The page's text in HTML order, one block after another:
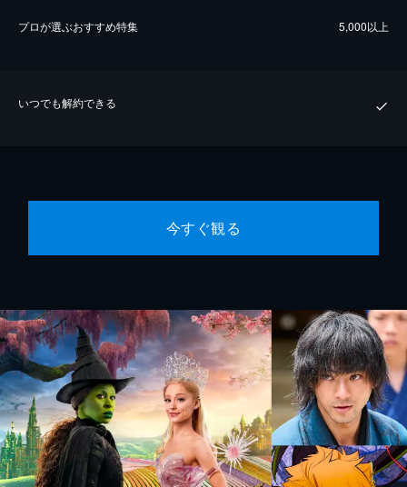
プロが選ぶおすすめ特集 5,000以上
いつでも解約できる
今すぐ観る